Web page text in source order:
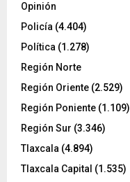
Opinión
Policía (4.404)
Política (1.278)
Región Norte
Región Oriente (2.529)
Región Poniente (1.109)
Región Sur (3.346)
Tlaxcala (4.894)
Tlaxcala Capital (1.535)